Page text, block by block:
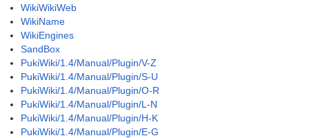
WikiWikiWeb
WikiName
WikiEngines
SandBox
PukiWiki/1.4/Manual/Plugin/V-Z
PukiWiki/1.4/Manual/Plugin/S-U
PukiWiki/1.4/Manual/Plugin/O-R
PukiWiki/1.4/Manual/Plugin/L-N
PukiWiki/1.4/Manual/Plugin/H-K
PukiWiki/1.4/Manual/Plugin/E-G